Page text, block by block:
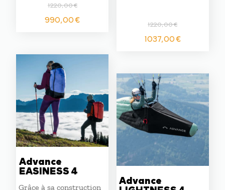
1220,00€
Le
prix
était :
1220,00 €.
990,00€Le
est :
1220,00€
Le
prix
était :
1220,00 €.
1037,00€Le
est :
Advance
EASINESS 4
Grâce à sa construction
Advance